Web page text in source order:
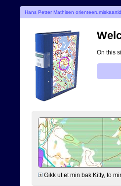
Hans Petter Mathisen
On this
Gikk ut et min bak Kitty, to